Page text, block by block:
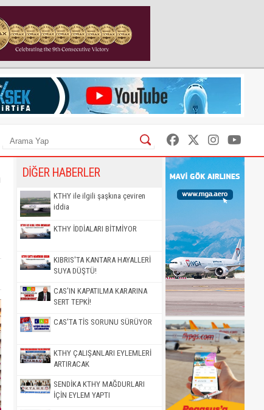
DİĞER HABERLER
KTHY ile ilgili şaşkına çeviren
iddia
KTHY İDDİALARI BİTMİYOR
KIBRIS'TA KANTARA HAYALLERİ
SUYA DÜŞTÜ!
CAS'IN KAPATILMA KARARINA
SERT TEPKİ!
CAS'TA TİS SORUNU SÜRÜYOR
KTHY ÇALIŞANLARI EYLEMLERİ
ARTIRACAK
SENDİKA KTHY MAĞDURLARI
İÇİN EYLEM YAPTI